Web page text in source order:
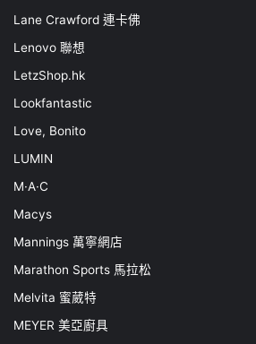
Lane Crawford 連卡佛
Lenovo 聯想
LetzShop.hk
Lookfantastic
Love, Bonito
LUMIN
M·A·C
Macys
Mannings 萬寧網店
Marathon Sports 馬拉松
Melvita 蜜葳特
MEYER 美亞廚具